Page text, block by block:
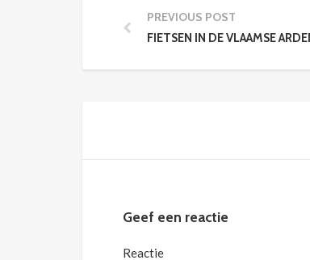
PREVIOUS POST
FIETSEN IN DE VLAAMSE
Geef een reactie
Reactie